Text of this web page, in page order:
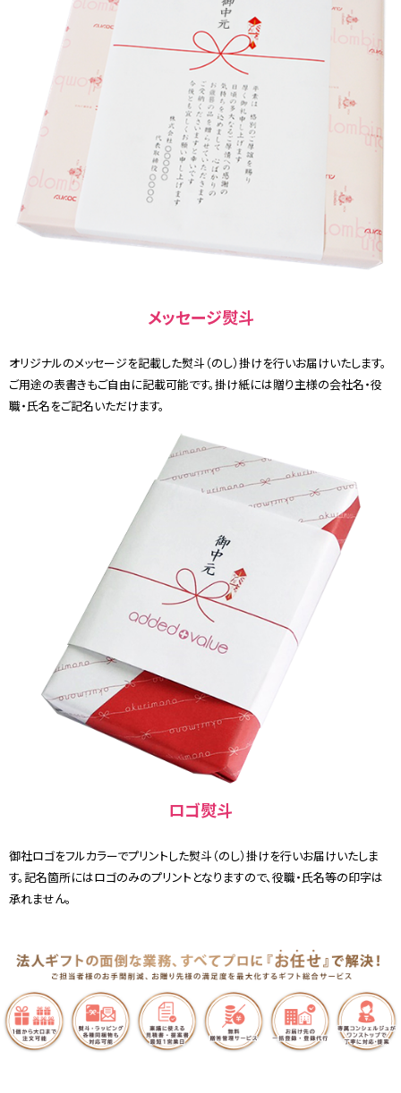
メッセージ熨斗
オリジナルのメッセージを記載した熨斗（のし）掛けを行いお届けいたします。
ご用途の表書きもご自由に記載可能です。掛け紙には贈り主様の会社名・役
職・氏名をご記名いただけます。
ロゴ熨斗
御社ロゴをフルカラーでプリントした熨斗（のし）掛けを行いお届けいたしま
す。記名箇所にはロゴのみのプリントとなりますので、役職・氏名等の印字は
承れません。